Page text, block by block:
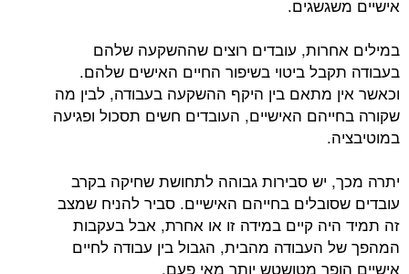
אישיים משגשגים.
במילים אחרות, עובדים רוצים שההשקעה שלהם
בעבודה תקבל ביטוי בשיפור החיים האישים שלהם.
וכאשר אין מתאם בין היקף ההשקעה בעבודה, לבין מה
שקורה בחייהם האישיים, העובדים חשים תסכול ופגיעה
במוטיבציה.
יתרה מכך, יש סבירות גבוהה לתחושת שחיקה בקרב
עובדים שסובלים בחייהם האישיים. סביר להניח שמצב
זה תמיד היה קיים במידה זו או אחרת, אבל בעקבות
המהפך של העבודה מהבית, הגבול בין עבודה לחיים
אישיים הופך מטושטש יותר מאי פעם.